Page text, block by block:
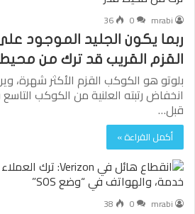
mrabi
0
36
ربما يكون الجليد الموجود
القزم القريب قد ترك من
بلوتو هو الكوكب القزم الأكثر شهرة،
انخفاض رتبته العلنية من الكوكب
قبل…
أكمل القراءة »
mrabi
0
38